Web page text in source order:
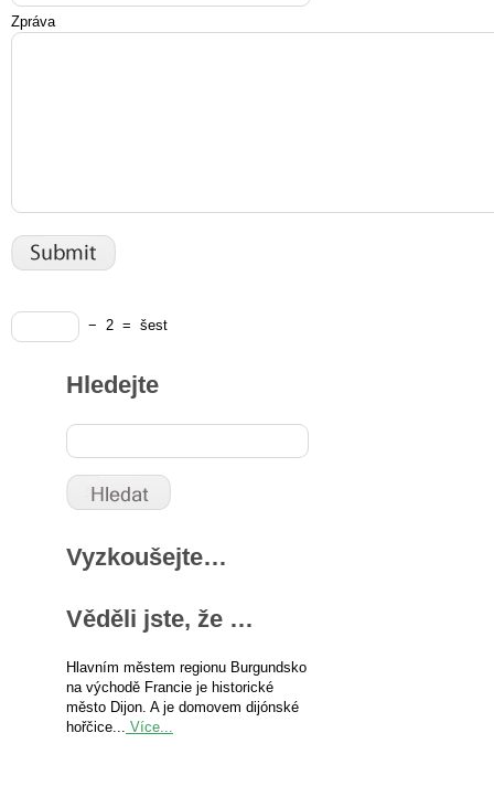
Zpráva
− 2 = šest
Hledejte
Vyzkoušejte…
Věděli jste, že …
Hlavním městem regionu Burgundsko
na východě Francie je historické
město Dijon. A je domovem dijónské
hořčice...
Více...